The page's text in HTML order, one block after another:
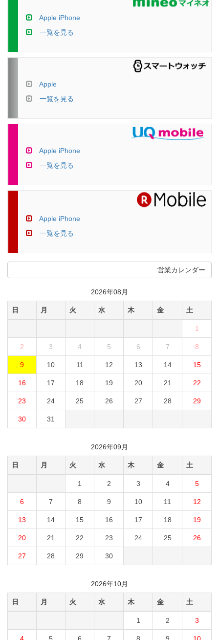
Apple iPhone
一覧を見る
Apple
一覧を見る
Apple iPhone
一覧を見る
Apple iPhone
一覧を見る
営業カレンダー
2026年08月
日 月 火 水 木 金 土
1
2 3 4 5 6 7 8
9 10 11 12 13 14 15
16 17 18 19 20 21 22
23 24 25 26 27 28 29
30 31
2026年09月
日 月 火 水 木 金 土
1 2 3 4 5
6 7 8 9 10 11 12
13 14 15 16 17 18 19
20 21 22 23 24 25 26
27 28 29 30
2026年10月
日 月 火 水 木 金 土
1 2 3